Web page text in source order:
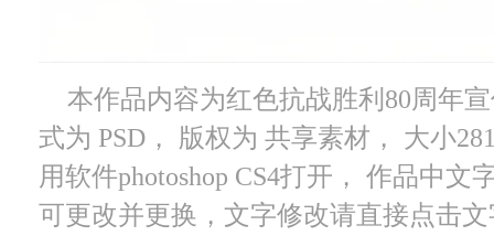
本作品内容为红色抗战胜利80周年
式为 PSD， 版权为 共享素材， 大小
用软件photoshop CS4打开， 作品中
可更改并更换，文字修改请直接点击